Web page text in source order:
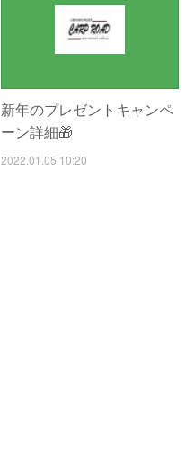
新年のプレゼントキャンペ
ーン詳細🎁
2022.01.05 10:20